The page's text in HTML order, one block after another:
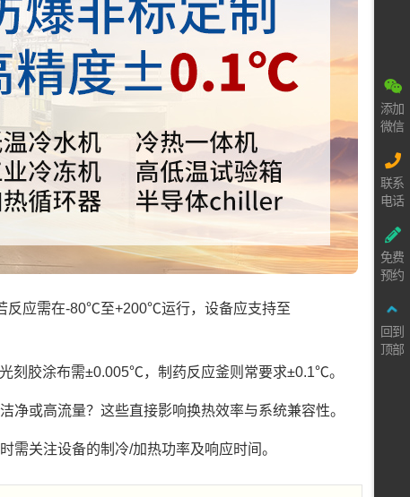
反应需在-80℃至+200℃运行，设备应支持至
刻胶涂布需±0.005℃，制药反应釜则常要求±0.1℃。
净或高流量？这些直接影响换热效率与系统兼容性。
需关注设备的制冷/加热功率及响应时间。
添加
微信
联系
电话
免费
预约
回到
顶部